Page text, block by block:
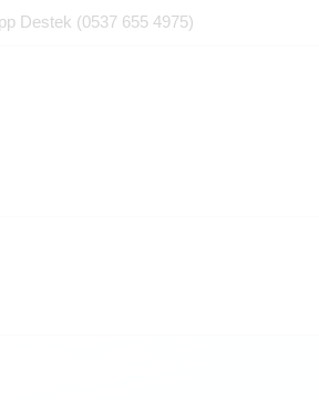
Destek (0537 655 4975)